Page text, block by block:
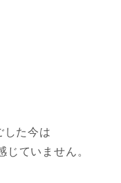
した今は
ていません。